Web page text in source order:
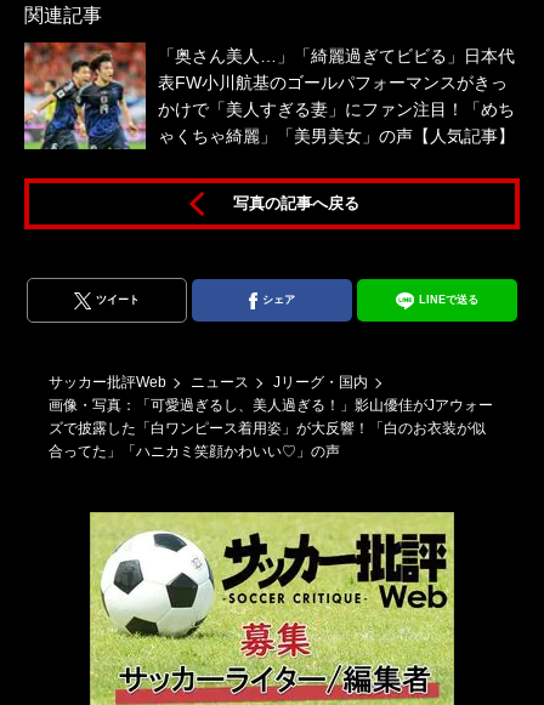
関連記事
「奥さん美人…」「綺麗過ぎてビビる」日本代
表FW小川航基のゴールパフォーマンスがきっ
かけで「美人すぎる妻」にファン注目！「めち
ゃくちゃ綺麗」「美男美女」の声【人気記事】
写真の記事へ戻る
ツイート シェア LINEで送る
サッカー批評Web ニュース
Jリーグ・国内
画像・写真：「可愛過ぎるし、美人過ぎる！」影山優佳がJアウォー
ズで披露した「白ワンピース着用姿」が大反響！「白のお衣装が似
合ってた」「ハニカミ笑顔かわいい♡」の声